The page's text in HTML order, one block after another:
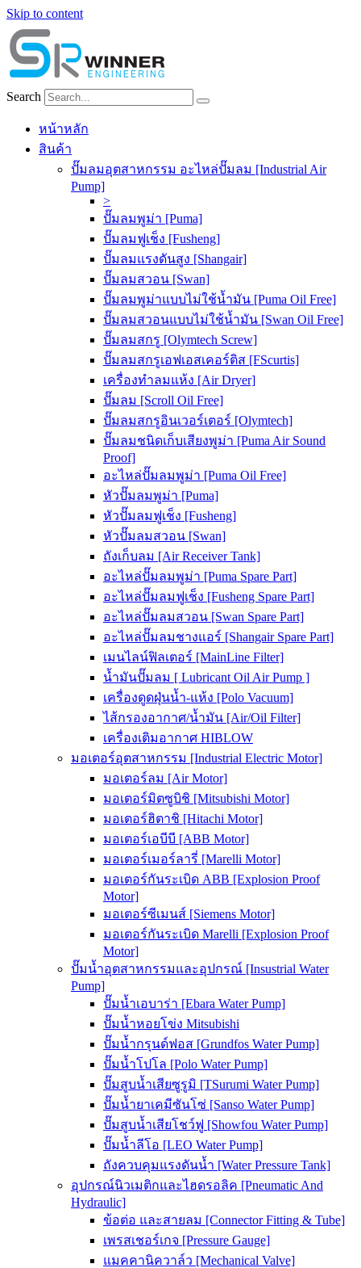
Skip to content
Search
หน้าหลัก
สินค้า
ปั๊มลมอุตสาหกรรม อะไหล่ปั๊มลม [Industrial Air
Pump]
>
ปั๊มลมพูม่า [Puma]
ปั๊มลมฟูเช็ง [Fusheng]
ปั๊มลมแรงดันสูง [Shangair]
ปั๊มลมสวอน [Swan]
ปั๊มลมพูม่าแบบไม่ใช้น้ำมัน [Puma Oil Free]
ปั๊มลมสวอนแบบไม่ใช้น้ำมัน [Swan Oil Free]
ปั๊มลมสกรู [Olymtech Screw]
ปั๊มลมสกรูเอฟเอสเคอร์ติส [FScurtis]
เครื่องทำลมแห้ง [Air Dryer]
ปั๊มลม [Scroll Oil Free]
ปั๊มลมสกรูอินเวอร์เตอร์ [Olymtech]
ปั๊มลมชนิดเก็บเสียงพูม่า [Puma Air Sound
Proof]
อะไหล่ปั๊มลมพูม่า [Puma Oil Free]
หัวปั๊มลมพูม่า [Puma]
หัวปั๊มลมฟูเช็ง [Fusheng]
หัวปั๊มลมสวอน [Swan]
ถังเก็บลม [Air Receiver Tank]
อะไหล่ปั๊มลมพูม่า [Puma Spare Part]
อะไหล่ปั๊มลมฟูเช็ง [Fusheng Spare Part]
อะไหล่ปั๊มลมสวอน [Swan Spare Part]
อะไหล่ปั๊มลมชางแอร์ [Shangair Spare Part]
เมนไลน์ฟิลเตอร์ [MainLine Filter]
น้ำมันปั๊มลม [ Lubricant Oil Air Pump ]
เครื่องดูดฝุ่นน้ำ-แห้ง [Polo Vacuum]
ไส้กรองอากาศ/น้ำมัน [Air/Oil Filter]
เครื่องเติมอากาศ HIBLOW
มอเตอร์อุตสาหกรรม [Industrial Electric Motor]
มอเตอร์ลม [Air Motor]
มอเตอร์มิตซูบิชิ [Mitsubishi Motor]
มอเตอร์ฮิตาชิ [Hitachi Motor]
มอเตอร์เอบีบี [ABB Motor]
มอเตอร์เมอร์ลารี่ [Marelli Motor]
มอเตอร์กันระเบิด ABB [Explosion Proof
Motor]
มอเตอร์ซีเมนส์ [Siemens Motor]
มอเตอร์กันระเบิด Marelli [Explosion Proof
Motor]
ปั๊มน้ำอุตสาหกรรมและอุปกรณ์ [Insustrial Water
Pump]
ปั๊มน้ำเอบาร่า [Ebara Water Pump]
ปั๊มน้ำหอยโข่ง Mitsubishi
ปั๊มน้ำกรุนด์ฟอส [Grundfos Water Pump]
ปั๊มน้ำโปโล [Polo Water Pump]
ปั๊มสูบน้ำเสียซูรูมิ [TSurumi Water Pump]
ปั๊มน้ำยาเคมีซันโซ่ [Sanso Water Pump]
ปั๊มสูบน้ำเสียโชว์ฟู [Showfou Water Pump]
ปั๊มน้ำลีโอ [LEO Water Pump]
ถังควบคุมแรงดันน้ำ [Water Pressure Tank]
อุปกรณ์นิวเมติกและไฮดรอลิค [Pneumatic And
Hydraulic]
ข้อต่อ และสายลม [Connector Fitting & Tube]
เพรสเชอร์เกจ [Pressure Gauge]
แมคคานิควาล์ว [Mechanical Valve]